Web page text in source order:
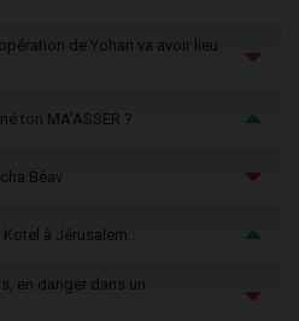
de Yohan va avoir lieu
ton MA’ASSER ?
Béav
à Jérusalem...
en danger dans un